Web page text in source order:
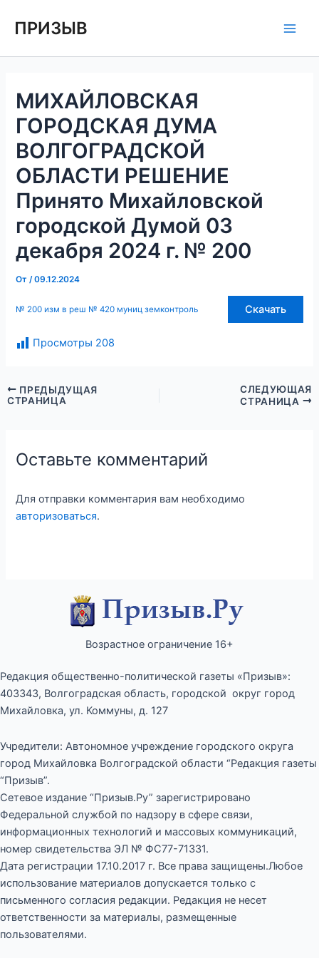
ПРИЗЫВ
МИХАЙЛОВСКАЯ
ГОРОДСКАЯ ДУМА
ВОЛГОГРАДСКОЙ
ОБЛАСТИ РЕШЕНИЕ
Принято Михайловской
городской Думой 03
декабря 2024 г. № 200
От /09.12.2024
№ 200 изм в реш № 420 муниц земконтроль Скачать
Просмотры 208
по
ПРЕДЫДУЩАЯ
СТРАНИЦА
СЛЕДУЮЩАЯ
СТРАНИЦА
Оставьте комментарий
Для отправки комментария вам необходимо
авторизоваться.
Возрастное ограничение 16+
Редакция общественно-политической газеты «Призыв»:
403343, Волгоградская область, городской округ город
Михайловка, ул. Коммуны, д. 127
Учредители: Автономное учреждение городского округа
город Михайловка Волгоградской области “Редакция газеты
“Призыв”.
Сетевое издание “Призыв.Ру” зарегистрировано
Федеральной службой по надзору в сфере связи,
информационных технологий и массовых коммуникаций,
номер свидетельства ЭЛ № ФС77-71331.
Дата регистрации 17.10.2017 г. Все права защищены.Любое
использование материалов допускается только с
письменного согласия редакции. Редакция не несет
ответственности за материалы, размещенные
пользователями.